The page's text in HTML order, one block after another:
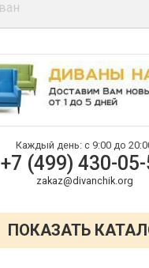
Оплата и доставка
Контакты
Каждый день: с 9:00 до
+7 (499) 430-
zakaz@divanchik.org
ПОКАЗАТЬ